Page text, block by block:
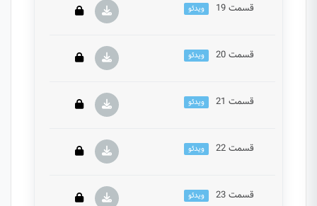
این بخش خصوصی می باشد. برای دسترسی کامل به
قسمت 19 ویدئو
این بخش خصوصی می باشد. برای دسترسی کامل به
قسمت 20 ویدئو
این بخش خصوصی می باشد. برای دسترسی کامل به
قسمت 21 ویدئو
این بخش خصوصی می باشد. برای دسترسی کامل به
قسمت 22 ویدئو
این بخش خصوصی می باشد. برای دسترسی کامل به
قسمت 23 ویدئو